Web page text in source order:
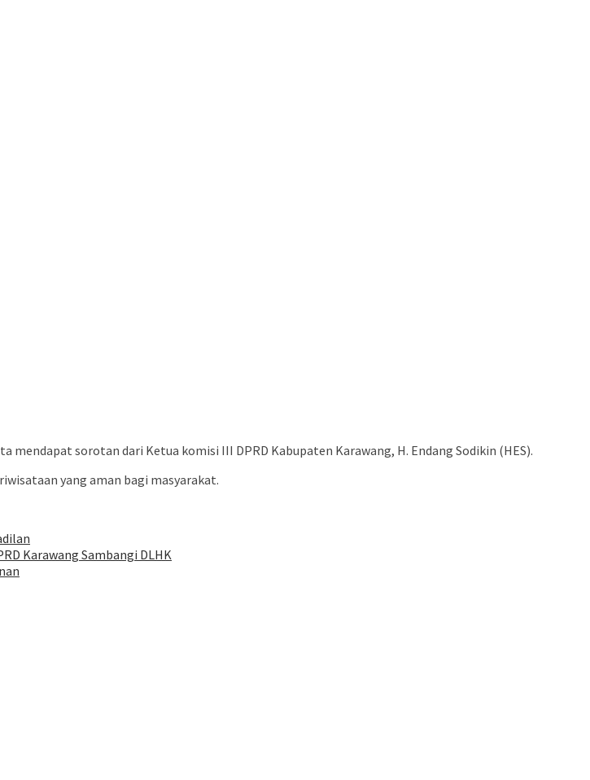
sorotan dari Ketua komisi III DPRD Kabupaten Karawang, H. Endang Sodikin (HES).
yang aman bagi masyarakat.
Karawang Sambangi DLHK